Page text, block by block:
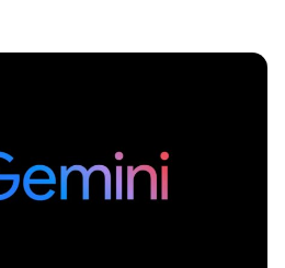
z 8 GB RAM po